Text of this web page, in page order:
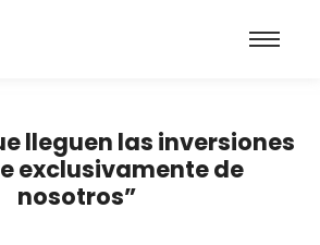
lleguen las inversiones
exclusivamente de
nosotros”